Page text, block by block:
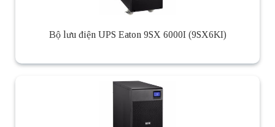
Bộ lưu điện UPS Eaton 9SX 6000I (9SX6KI)